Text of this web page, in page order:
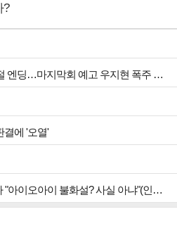
?
[종합] ‘결혼의 완성’ 남궁민, 기절 엔딩…마지막회 예고 우지현 폭주 결말은?
결에 '오열'
[비즈 스타] '내일도 출근' 강미나 "아이오아이 불화설? 사실 아냐"(인터뷰)